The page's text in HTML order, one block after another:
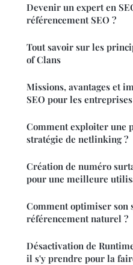
Devenir un expert en
référencement SEO ?
Tout savoir sur les
of Clans
Missions, avantages et
SEO pour les
Comment exploiter une
stratégie de netlinking ?
Création de numéro
pour une meilleure
Comment optimiser son
référencement naturel ?
Désactivation de
il s'y prendre pour la